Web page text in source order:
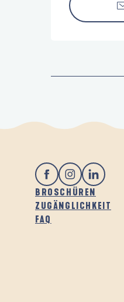
BROSCHÜREN
ZUGÄNGLICHKEIT
FAQ